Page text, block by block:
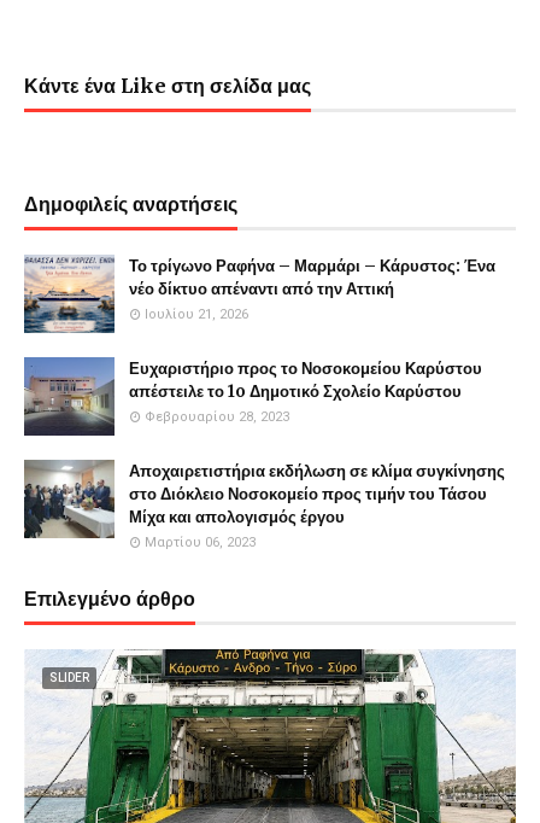
Κάντε ένα Like στη σελίδα μας
Δημοφιλείς αναρτήσεις
Το τρίγωνο Ραφήνα – Μαρμάρι – Κάρυστος: Ένα
νέο δίκτυο απέναντι από την Αττική
Ιουλίου 21, 2026
Ευχαριστήριο προς το Νοσοκομείου Καρύστου
απέστειλε το 1o Δημοτικό Σχολείο Καρύστου
Φεβρουαρίου 28, 2023
Αποχαιρετιστήρια εκδήλωση σε κλίμα συγκίνησης
στο Διόκλειο Νοσοκομείο προς τιμήν του Τάσου
Μίχα και απολογισμός έργου
Μαρτίου 06, 2023
Επιλεγμένο άρθρο
SLIDER